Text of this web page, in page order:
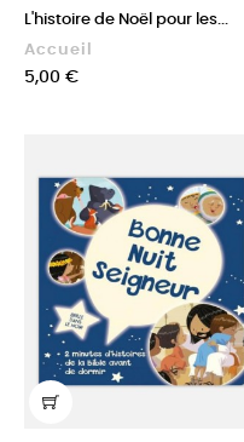
L'histoire de Noël pour les...
Accueil
Prix
5,00 €